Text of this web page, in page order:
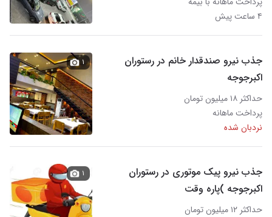
۴ ساعت پیش
جذب نیرو صندقدار خانم در رستوران
اکبرجوجه
حداکثر ۱۸ میلیون تومان
پرداخت ماهانه
نردبان شده
۱
جذب نیرو پیک موتوری در رستوران
اکبرجوجه )پاره وقت
حداکثر ۱۲ میلیون تومان
۱